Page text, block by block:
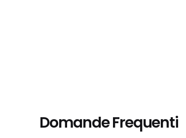
Domande Frequenti